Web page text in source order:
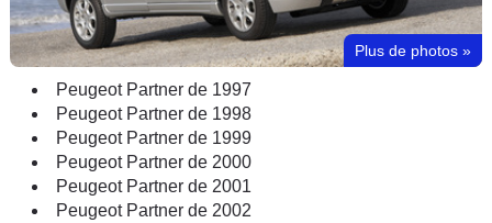
Plus de photos »
Peugeot Partner de 1997
Peugeot Partner de 1998
Peugeot Partner de 1999
Peugeot Partner de 2000
Peugeot Partner de 2001
Peugeot Partner de 2002